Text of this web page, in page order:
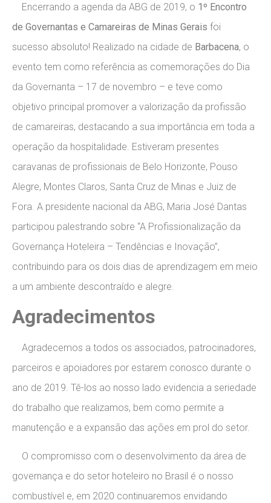
Encerrando a agenda da ABG de 2019, o 1º Encontro
de Governantas e Camareiras de Minas Gerais foi
sucesso absoluto! Realizado na cidade de Barbacena, o
evento tem como referência as comemorações do Dia
da Governanta – 17 de novembro – e teve como
objetivo principal promover a valorização da profissão
de camareiras, destacando a sua importância em toda a
operação da hospitalidade. Estiveram presentes
caravanas de profissionais de Belo Horizonte, Pouso
Alegre, Montes Claros, Santa Cruz de Minas e Juiz de
Fora. A presidente nacional da ABG, Maria José Dantas
participou palestrando sobre “A Profissionalização da
Governança Hoteleira – Tendências e Inovação”,
contribuindo para os dois dias de aprendizagem em meio
a um ambiente descontraído e alegre.
Agradecimentos
Agradecemos a todos os associados, patrocinadores,
parceiros e apoiadores por estarem conosco durante o
ano de 2019. Tê-los ao nosso lado evidencia a seriedade
do trabalho que realizamos, bem como permite a
manutenção e a expansão das ações em prol do setor.
O compromisso com o desenvolvimento da área de
governança e do setor hoteleiro no Brasil é o nosso
combustível e, em 2020 continuaremos envidando